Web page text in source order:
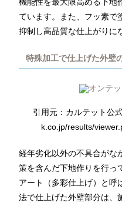
ています。また、フッ素で
抑制し高品質な仕上がりに
特殊加工で仕上げた外壁
引用元：カルテット公
k.co.jp/results/
経年劣化以外の不具合がな
策を含んだ下地作りを行っ
アート（多彩仕上げ）と呼
法で仕上げた外壁部分は、